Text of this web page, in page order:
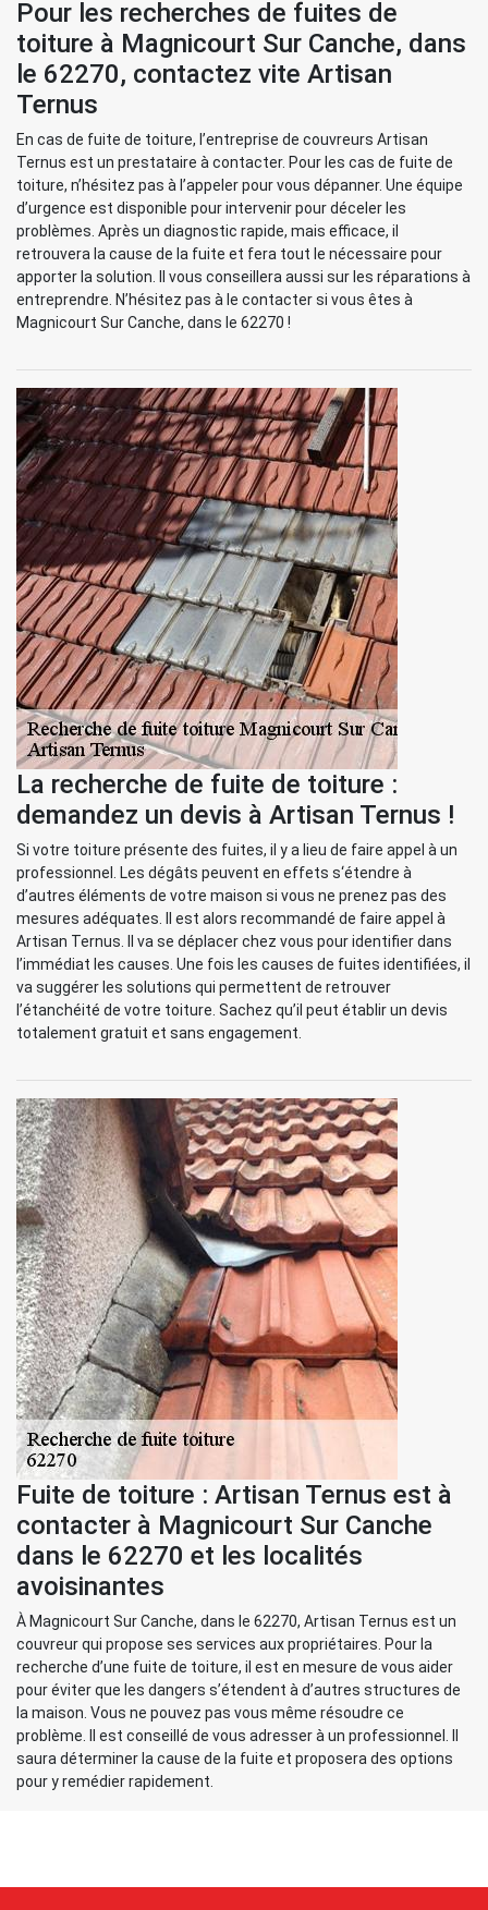
Pour les recherches de fuites de
toiture à Magnicourt Sur Canche, dans
le 62270, contactez vite Artisan
Ternus
En cas de fuite de toiture, l’entreprise de couvreurs Artisan
Ternus est un prestataire à contacter. Pour les cas de fuite de
toiture, n’hésitez pas à l’appeler pour vous dépanner. Une équipe
d’urgence est disponible pour intervenir pour déceler les
problèmes. Après un diagnostic rapide, mais efficace, il
retrouvera la cause de la fuite et fera tout le nécessaire pour
apporter la solution. Il vous conseillera aussi sur les réparations à
entreprendre. N’hésitez pas à le contacter si vous êtes à
Magnicourt Sur Canche, dans le 62270 !
La recherche de fuite de toiture :
demandez un devis à Artisan Ternus !
Si votre toiture présente des fuites, il y a lieu de faire appel à un
professionnel. Les dégâts peuvent en effets s‘étendre à
d’autres éléments de votre maison si vous ne prenez pas des
mesures adéquates. Il est alors recommandé de faire appel à
Artisan Ternus. Il va se déplacer chez vous pour identifier dans
l’immédiat les causes. Une fois les causes de fuites identifiées, il
va suggérer les solutions qui permettent de retrouver
l’étanchéité de votre toiture. Sachez qu’il peut établir un devis
totalement gratuit et sans engagement.
Fuite de toiture : Artisan Ternus est à
contacter à Magnicourt Sur Canche
dans le 62270 et les localités
avoisinantes
À Magnicourt Sur Canche, dans le 62270, Artisan Ternus est un
couvreur qui propose ses services aux propriétaires. Pour la
recherche d’une fuite de toiture, il est en mesure de vous aider
pour éviter que les dangers s’étendent à d’autres structures de
la maison. Vous ne pouvez pas vous même résoudre ce
problème. Il est conseillé de vous adresser à un professionnel. Il
saura déterminer la cause de la fuite et proposera des options
pour y remédier rapidement.